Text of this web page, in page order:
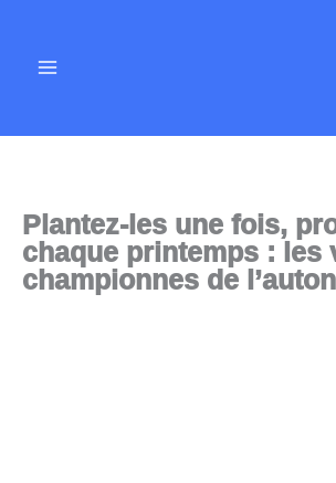
contenu
Plantez-les une fois,
chaque printemps : les
championnes de